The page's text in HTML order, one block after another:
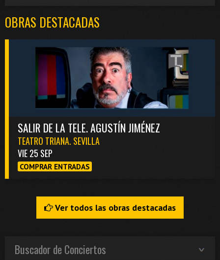
OBRAS DESTACADAS
SALIR DE LA TELE. AGUSTÍN JIMÉNEZ
TEATRO TRIANA. SEVILLA
VIE 25 SEP
COMPRAR ENTRADAS
Ver todos las obras destacadas
Buscador de Conciertos